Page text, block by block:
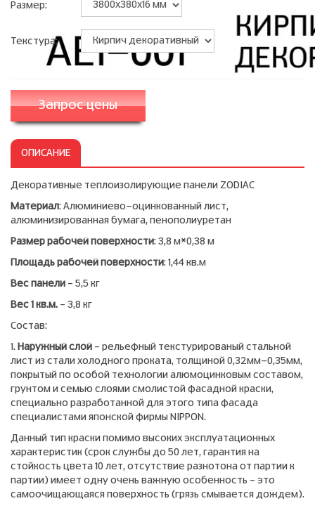
Размер:
Текстура:
Запрос цены
ОПИСАНИЕ
Декоративные теплоизолирующие панели ZODIAC
Материал: Алюминиево-оцинкованный лист,
алюминизированная бумага, пенополиуретан
Размер рабочей поверхности: 3,8 м*0,38 м
Площадь рабочей поверхности: 1,44 кв.м
Вес панели – 5,5 кг
Вес 1 кв.м. – 3,8 кг
Состав:
1. Наружный слой – рельефный текстурированый стальной
лист из стали холодного проката, толщиной 0,32мм-0,35мм,
покрытый по особой технологии алюмоцинковым составом,
грунтом и семью слоями смолистой фасадной краски,
специально разработанной для этого типа фасада
специалистами японской фирмы NIPPON.
Данный тип краски помимо высоких эксплуатационных
характеристик (срок службы до 50 лет, гарантия на
стойкость цвета 10 лет, отсутствие разнотона от партии к
партии) имеет одну очень важную особенность – это
самоочищающаяся поверхность (грязь смывается дождем).